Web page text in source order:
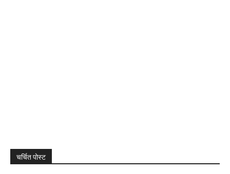
चर्चित पोस्ट